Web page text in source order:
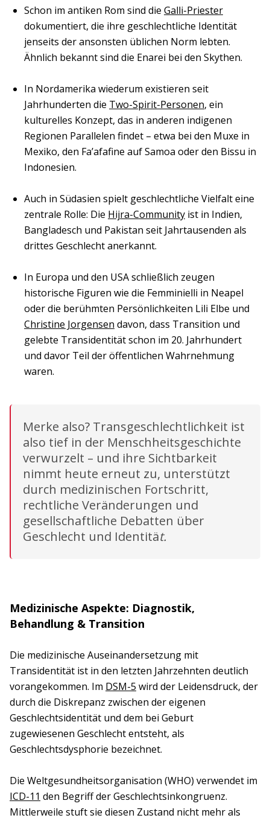
Schon im antiken Rom sind die Galli-Priester
dokumentiert, die ihre geschlechtliche Identität
jenseits der ansonsten üblichen Norm lebten.
Ähnlich bekannt sind die Enarei bei den Skythen.
In Nordamerika wiederum existieren seit
Jahrhunderten die Two-Spirit-Personen, ein
kulturelles Konzept, das in anderen indigenen
Regionen Parallelen findet – etwa bei den Muxe in
Mexiko, den Fa’afafine auf Samoa oder den Bissu in
Indonesien.
Auch in Südasien spielt geschlechtliche Vielfalt eine
zentrale Rolle: Die Hijra-Community ist in Indien,
Bangladesch und Pakistan seit Jahrtausenden als
drittes Geschlecht anerkannt.
In Europa und den USA schließlich zeugen
historische Figuren wie die Femminielli in Neapel
oder die berühmten Persönlichkeiten Lili Elbe und
Christine Jorgensen davon, dass Transition und
gelebte Transidentität schon im 20. Jahrhundert
und davor Teil der öffentlichen Wahrnehmung
waren.
Merke also? Transgeschlechtlichkeit ist
also tief in der Menschheitsgeschichte
verwurzelt – und ihre Sichtbarkeit
nimmt heute erneut zu, unterstützt
durch medizinischen Fortschritt,
rechtliche Veränderungen und
gesellschaftliche Debatten über
Geschlecht und Identität.
Medizinische Aspekte: Diagnostik,
Behandlung & Transition
Die medizinische Auseinandersetzung mit
Transidentität ist in den letzten Jahrzehnten deutlich
vorangekommen. Im DSM-5 wird der Leidensdruck, der
durch die Diskrepanz zwischen der eigenen
Geschlechtsidentität und dem bei Geburt
zugewiesenen Geschlecht entsteht, als
Geschlechtsdysphorie bezeichnet.
Die Weltgesundheitsorganisation (WHO) verwendet im
ICD-11 den Begriff der Geschlechtsinkongruenz.
Mittlerweile stuft sie diesen Zustand nicht mehr als